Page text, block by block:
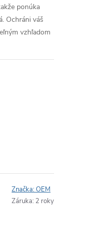
ponúka
Ochráni váš
vzhľadom
Značka:OEM
Záruka: 2 roky